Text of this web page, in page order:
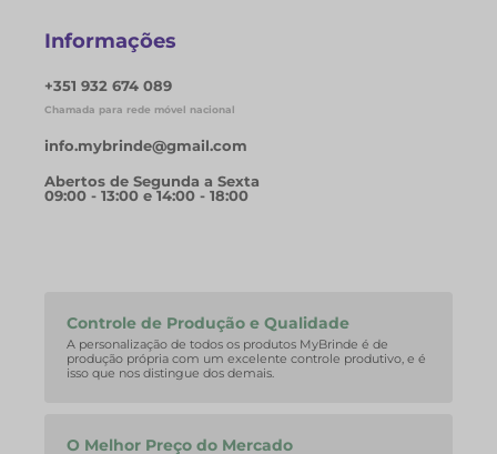
Informações
+351 932 674 089
Chamada para rede móvel nacional
info.mybrinde@gmail.com
Abertos de Segunda a Sexta
09:00 - 13:00 e 14:00 - 18:00
Controle de Produção e Qualidade
A personalização de todos os produtos MyBrinde é de
produção própria com um excelente controle produtivo, e é
isso que nos distingue dos demais.
O Melhor Preço do Mercado